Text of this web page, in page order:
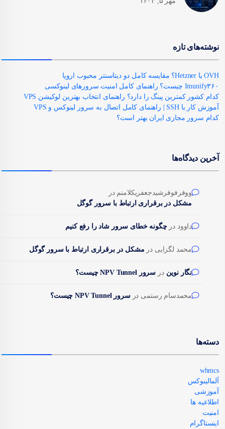
نوشته‌های تازه
OVH یا Hetzner؟ مقایسه کامل دو دیتاسنتر محبوب اروپا
Imunify۳۶۰ چیست؟ راهنمای کامل امنیت سرورهای لینوکسی
کدام کشور کمترین پینگ را دارد؟ راهنمای انتخاب بهترین لوکیشن VPS
آموزش کار با SSH | راهنمای کامل اتصال به سرور لینوکس و VPS
کدام سرور مجازی ایران بهتر است؟
آخرین دیدگاه‌ها
ووفرفوفرشیدجعفریکلامنم در
مشکل در برقراری ارتباط با سرور گوگل
داوود درچگونه خطای سرور شاد را رفع کنیم
محمد لگزایی در مشکل در برقراری ارتباط با سرور گوگل
نگار نوین در سرور NPV Tunnel چیست؟
محمدسام رستمی درسرور NPV Tunnel چیست؟
دسته‌ها
whmcs
آلمالینوکس
آموزشی
اطلاعیه ها
امنیت
اینستاگرام